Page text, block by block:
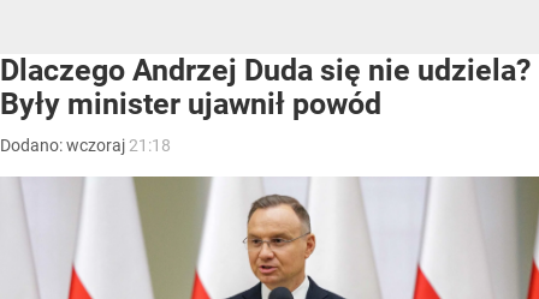
Dlaczego Andrzej Duda się nie udziela?
Były minister ujawnił powód
Dodano:wczoraj 21:18